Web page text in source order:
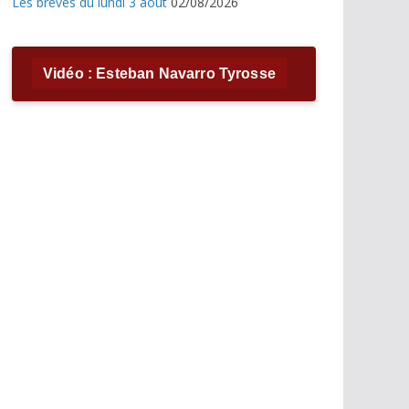
Vidéo : Esteban Navarro Tyrosse